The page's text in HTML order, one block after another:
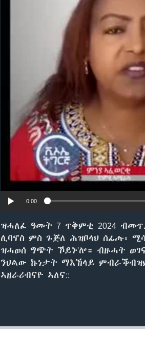
0:00
ዝሓለፈ ዓመት 7 ጥቅምቲ 2024
ሊባኖስ ምስ ጉጅለ ሕዝቦላህ ሰፊሑ፡
ዝሓወሰ ግጭት ኾይኑ'ሎ። ብዙሓት
ንህልው ኩነታት ማእኸላይ
ኣዘራሪብናዮ ኣለና::